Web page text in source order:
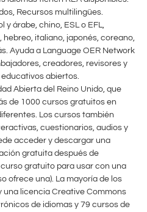
Recursos multilingües.
árabe, chino, ESL o EFL,
italiano, japonés, coreano,
Ayuda a Language OER Network
creadores, revisores y
abiertos.
Abierta del Reino Unido, que
de 1000 cursos gratuitos en
Los cursos también
cuestionarios, audios y
acceder y descargar una
gratuita después de
gratuito para usar con una
ofrece una). La mayoría de los
una licencia Creative Commons
de idiomas y 79 cursos de